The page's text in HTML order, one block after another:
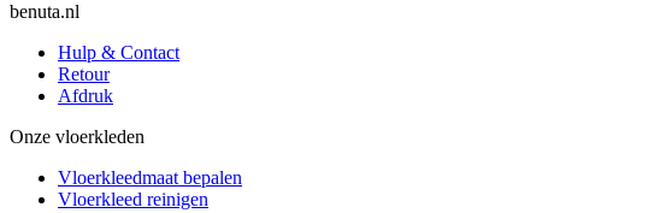
benuta.nl
Hulp & Contact
Retour
Afdruk
Onze vloerkleden
Vloerkleedmaat bepalen
Vloerkleed reinigen